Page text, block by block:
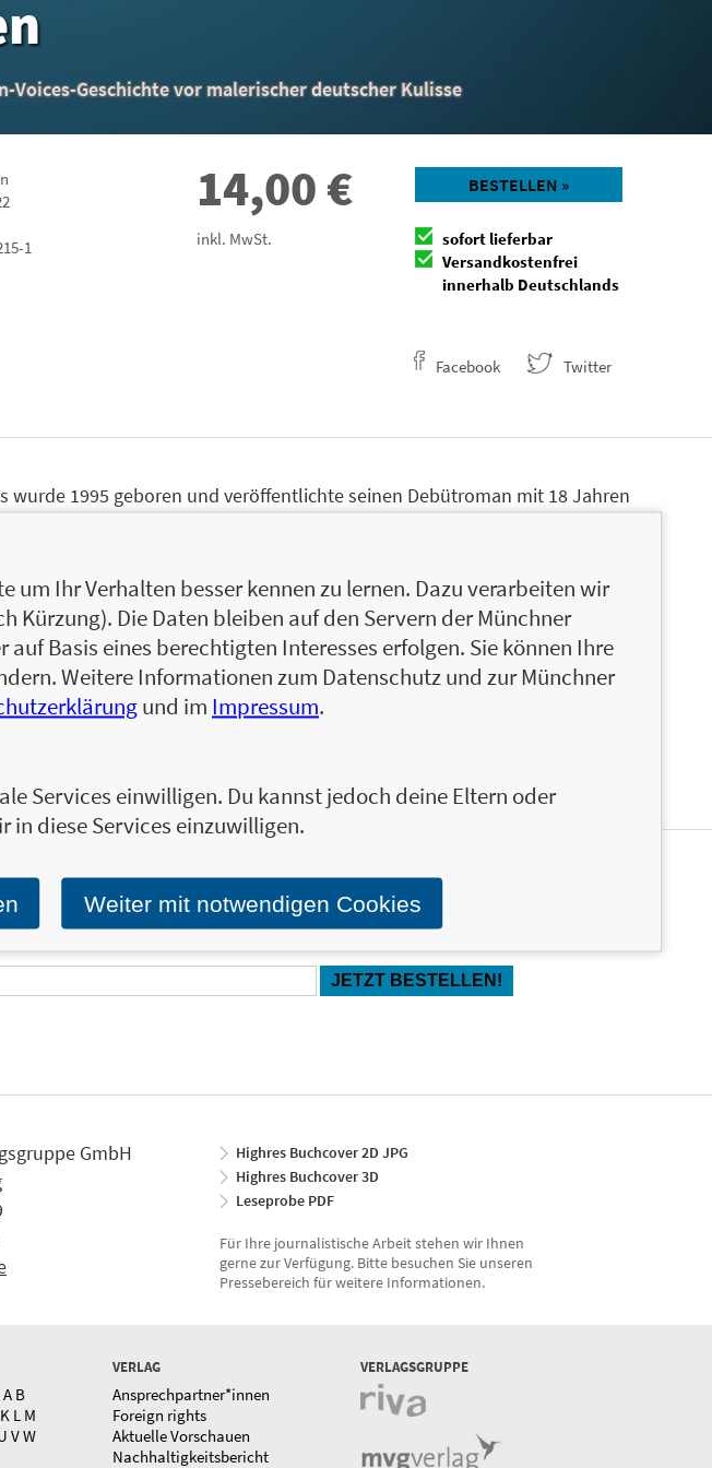
Voices-Geschichte vor malerischer deutscher Kulisse
1
14,00€
inkl. MwSt.
BESTELLEN »
sofort lieferbar
Versandkostenfrei
innerhalb Deutschlands
Facebook Twitter
wurde 1995 geboren und veröffentlichte seinen Debütroman mit 18 Jahren
er über die Suche nach dem Glück und den Mut dazu, man selbst zu
teilt Marius @derunbekannteheld spannende Insider-Informationen zu
außerdem spricht er offen über seine Transidentität und Queerness. Seit
out lebt der Autor als Mann. Über den Austausch mit seinen Leser*innen
kostenlosen LAGO-Newsletter über die aktuellen Neuerscheinungen und Aktionen
GmbH
Highres Buchcover 2D JPG
Highres Buchcover 3D
Leseprobe PDF
Für Ihre journalistische Arbeit stehen wir Ihnen
gerne zur Verfügung. Bitte besuchen Sie unseren
Pressebereich für weitere Informationen.
A B
K L M
VW
VERLAG
Ansprechpartner*innen
Foreign rights
Aktuelle Vorschauen
Nachhaltigkeitsbericht
VERLAGSGRUPPE
Ihr Verhalten besser kennen zu lernen. Dazu verarbeiten wir
Kürzung). Die Daten bleiben auf den Servern der Münchner
Basis eines berechtigten Interesses erfolgen. Sie können Ihre
Weitere Informationen zum Datenschutz und zur Münchner
und im Impressum.
Services einwilligen. Du kannst jedoch deine Eltern oder
diese Services einzuwilligen.
Weiter mit notwendigen Cookies